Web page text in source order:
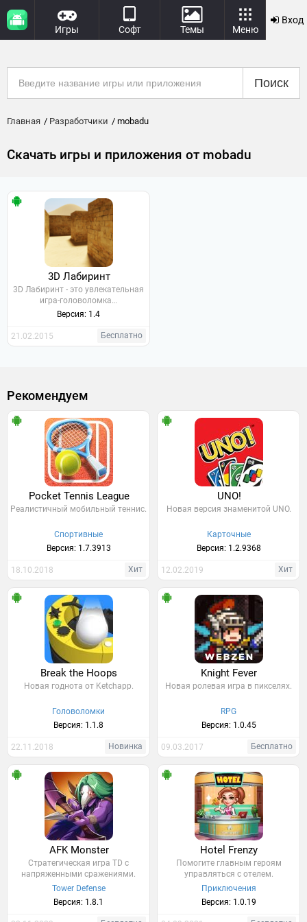
Игры Софт Темы Меню
Вход
Поиск
Главная Разработчики mobadu
Скачать игры и приложения от mobadu
3D Лабиринт
3D Лабиринт - это увлекательная
игра-головоломка…
Версия: 1.4
21.02.2015 Бесплатно
Рекомендуем
Pocket Tennis League
Реалистичный мобильный теннис.
Спортивные
Версия: 1.7.3913
18.10.2018 Хит
UNO!
Новая версия знаменитой UNO.
Карточные
Версия: 1.2.9368
12.02.2019 Хит
Break the Hoops
Новая годнота от Ketchapp.
Головоломки
Версия: 1.1.8
22.11.2018 Новинка
Knight Fever
Новая ролевая игра в пикселях.
RPG
Версия: 1.0.45
09.03.2017 Бесплатно
AFK Monster
Стратегическая игра TD с
напряженными сражениями.
Tower Defense
Версия: 1.8.1
Hotel Frenzy
Помогите главным героям
управляться с отелем.
Приключения
Версия: 1.0.19